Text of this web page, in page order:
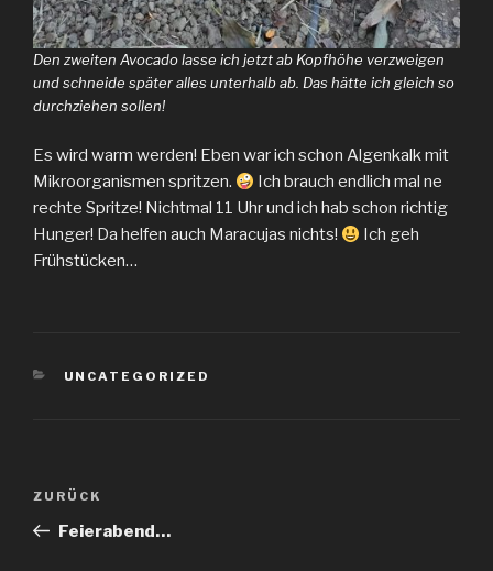
Den zweiten Avocado lasse ich jetzt ab Kopfhöhe verzweigen
und schneide später alles unterhalb ab. Das hätte ich gleich so
durchziehen sollen!
Es wird warm werden! Eben war ich schon Algenkalk mit
Mikroorganismen spritzen.
Ich brauch endlich mal ne
rechte Spritze! Nichtmal 11 Uhr und ich hab schon richtig
Hunger! Da helfen auch Maracujas nichts!
Ich geh
Frühstücken…
KATEGORIEN
UNCATEGORIZED
Beitragsnavigation
Vorheriger
Beitrag
ZURÜCK
Feierabend…